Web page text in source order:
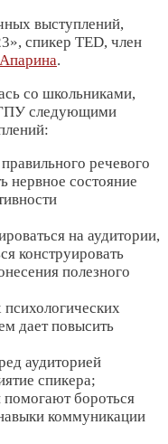
выступлений,
спикер TED, член
.
со школьниками,
следующими
речевого
нервное состояние
на аудитории,
конструировать
полезного
дает повысить
аудиторией
спикера;
помогают бороться
коммуникации